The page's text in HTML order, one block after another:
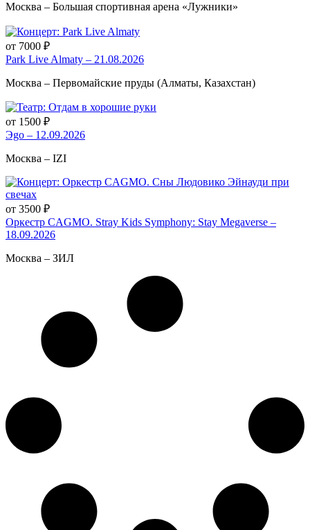
Москва – Большая спортивная арена «Лужники»
от 7000 ₽
Park Live Almaty – 21.08.2026
Москва – Первомайские пруды (Алматы, Казахстан)
от 1500 ₽
Эgo – 12.09.2026
Москва – IZI
от 3500 ₽
Оркестр CAGMO. Stray Kids Symphony: Stay Megaverse –
18.09.2026
Москва – ЗИЛ